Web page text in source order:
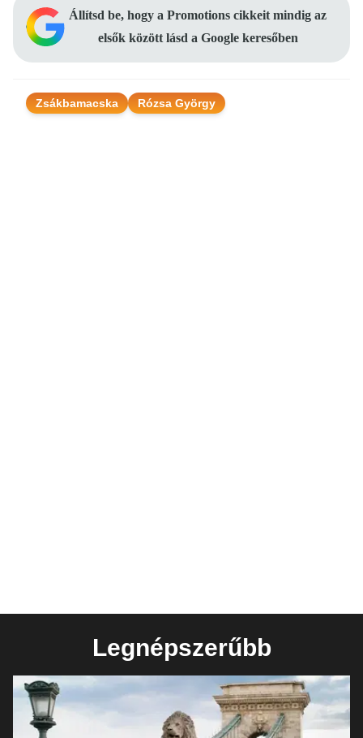
Állítsd be, hogy a Promotions cikkeit mindig az
elsők között lásd a Google keresőben
Zsákbamacska Rózsa György
Legnépszerűbb